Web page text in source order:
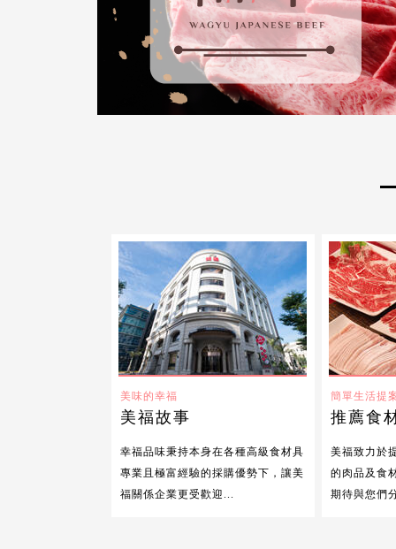
美味的幸福
美福故事
幸福品味秉持本身在各種高級食材具
專業且極富經驗的採購優勢下，讓美
福關係企業更受歡迎...
簡單生活提
推薦食
美福致力於
的肉品及食
期待與您們